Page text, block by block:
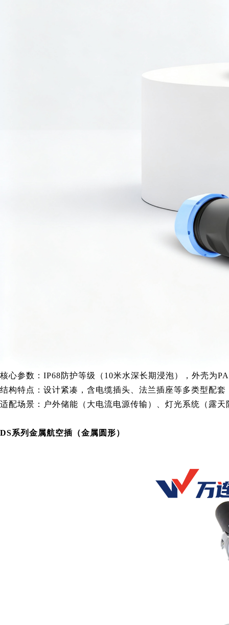
核心参数：IP68防护等级（10米水深长期浸泡），外壳为
结构特点：设计紧凑，含电缆插头、法兰插座等多类型配套
适配场景：户外储能（大电流电源传输）、灯光系统（露
DS系列金属航空插（金属圆形）